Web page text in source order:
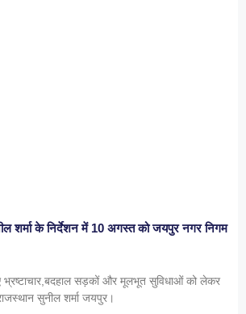
शर्मा के निर्देशन में 10 अगस्त को जयपुर नगर निगम
भ्रष्टाचार,बदहाल सड़कों और मूलभूत सुविधाओं को लेकर
सुनील शर्मा जयपुर।